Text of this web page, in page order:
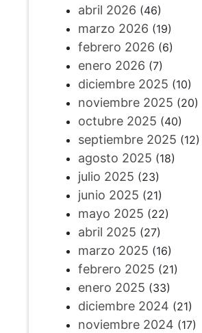
abril 2026 (46)
marzo 2026 (19)
febrero 2026 (6)
enero 2026 (7)
diciembre 2025 (10)
noviembre 2025 (20)
octubre 2025 (40)
septiembre 2025 (12)
agosto 2025 (18)
julio 2025 (23)
junio 2025 (21)
mayo 2025 (22)
abril 2025 (27)
marzo 2025 (16)
febrero 2025 (21)
enero 2025 (33)
diciembre 2024 (21)
noviembre 2024 (17)